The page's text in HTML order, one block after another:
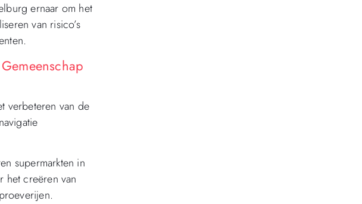
ernaar om het
van risico’s
verbeteren van de
supermarkten in
het creëren van